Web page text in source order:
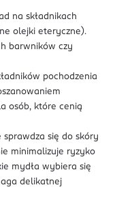
na składnikach
olejki eteryczne).
barwników czy
pochodzenia
osób, które cenią
sprawdza się do skóry
minimalizuje ryzyko
mydła wybiera się
delikatnej